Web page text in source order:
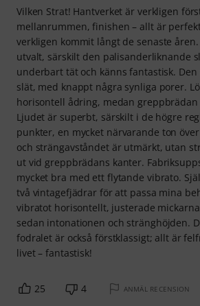
Vilken Strat! Hantverket är verkligen
mellanrummen, finishen – allt är
verkligen kommit långt de senaste
utvalt, särskilt den palisanderliknande
underbart tät och känns fantastisk.
slät, med knappt några synliga porer.
horisontell ådring, medan
Ljudet är superbt, särskilt i de högre
punkter, en mycket närvarande ton
och strängavståndet är utmärkt, utan
ut vid greppbrädans kanter.
mycket bra med ett flytande vibrato.
två vintagefjädrar för att passa mina
vibratot horisontellt, justerade
sedan intonationen och stränghöjden.
fodralet är också förstklassigt; allt är
livet – fantastisk!
25 4 ANMÄL RECENSION